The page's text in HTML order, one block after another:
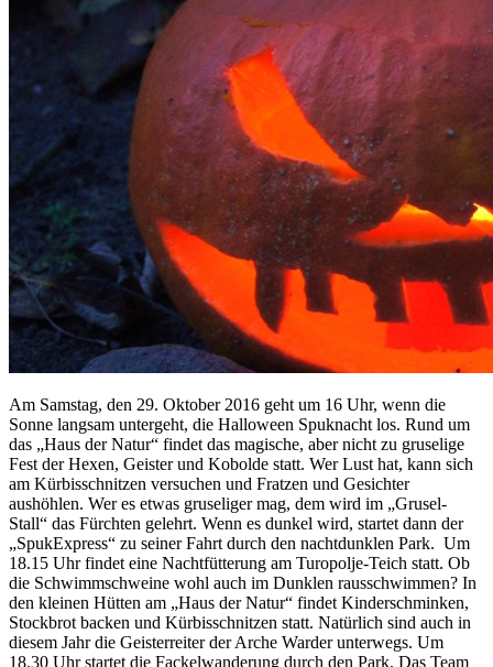
Am Samstag, den 29. Oktober 2016 geht um 16 Uhr, wenn die
Sonne langsam untergeht, die Halloween Spuknacht los. Rund um
das „Haus der Natur“ findet das magische, aber nicht zu gruselige
Fest der Hexen, Geister und Kobolde statt. Wer Lust hat, kann sich
am Kürbisschnitzen versuchen und Fratzen und Gesichter
aushöhlen. Wer es etwas gruseliger mag, dem wird im „Grusel-
Stall“ das Fürchten gelehrt. Wenn es dunkel wird, startet dann der
„SpukExpress“ zu seiner Fahrt durch den nachtdunklen Park. Um
18.15 Uhr findet eine Nachtfütterung am Turopolje-Teich statt. Ob
die Schwimmschweine wohl auch im Dunklen rausschwimmen? In
den kleinen Hütten am „Haus der Natur“ findet Kinderschminken,
Stockbrot backen und Kürbisschnitzen statt. Natürlich sind auch in
diesem Jahr die Geisterreiter der Arche Warder unterwegs. Um
18.30 Uhr startet die Fackelwanderung durch den Park. Das Team